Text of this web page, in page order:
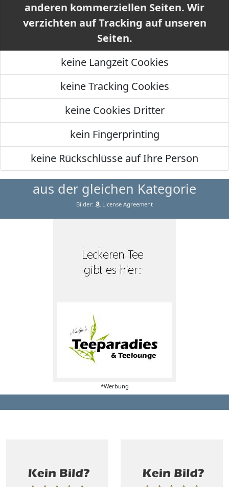
anderen kommerziellen Seiten. Wir
verzichten auf Tracking auf unseren
Seiten.
keine Langzeit Cookies
keine Tracking Cookies
keine Cookies Dritter
kein Fingerprinting
keine Rückschlüsse auf Ihre Person
aus der gleichen Kategorie
Bilder: License Agreement
*Werbung